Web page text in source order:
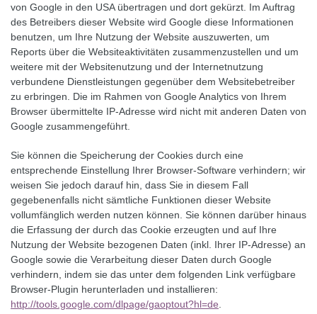
von Google in den USA übertragen und dort gekürzt. Im Auftrag
des Betreibers dieser Website wird Google diese Informationen
benutzen, um Ihre Nutzung der Website auszuwerten, um
Reports über die Websiteaktivitäten zusammenzustellen und um
weitere mit der Websitenutzung und der Internetnutzung
verbundene Dienstleistungen gegenüber dem Websitebetreiber
zu erbringen. Die im Rahmen von Google Analytics von Ihrem
Browser übermittelte IP-Adresse wird nicht mit anderen Daten von
Google zusammengeführt.
Sie können die Speicherung der Cookies durch eine
entsprechende Einstellung Ihrer Browser-Software verhindern; wir
weisen Sie jedoch darauf hin, dass Sie in diesem Fall
gegebenenfalls nicht sämtliche Funktionen dieser Website
vollumfänglich werden nutzen können. Sie können darüber hinaus
die Erfassung der durch das Cookie erzeugten und auf Ihre
Nutzung der Website bezogenen Daten (inkl. Ihrer IP-Adresse) an
Google sowie die Verarbeitung dieser Daten durch Google
verhindern, indem sie das unter dem folgenden Link verfügbare
Browser-Plugin herunterladen und installieren:
http://tools.google.com/dlpage/gaoptout?hl=de